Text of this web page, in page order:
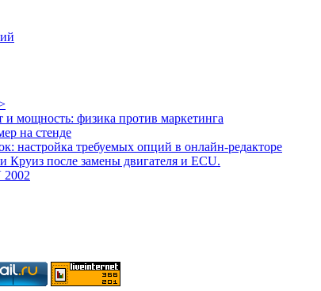
мощность: физика против маркетинга
на стенде
настройка требуемых опций в онлайн-редакторе
Круиз после замены двигателя и ECU.
2002